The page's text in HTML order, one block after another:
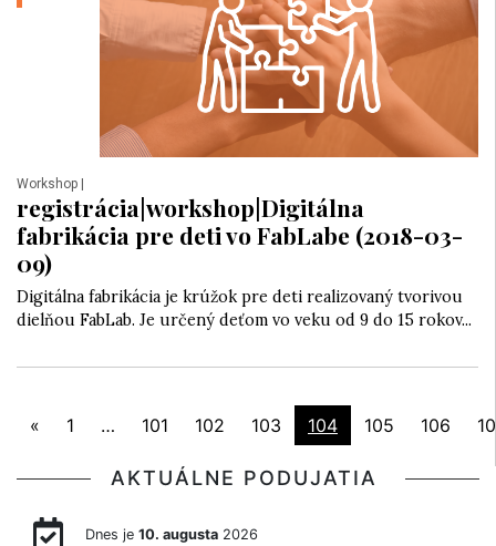
Workshop |
registrácia|workshop|Digitálna
fabrikácia pre deti vo FabLabe (2018-03-
09)
Digitálna fabrikácia je krúžok pre deti realizovaný tvorivou
dielňou FabLab. Je určený deťom vo veku od 9 do 15 rokov...
« 1 … 101 102 103 104 105 106
AKTUÁLNE PODUJATIA
Dnes je 10. augusta2026